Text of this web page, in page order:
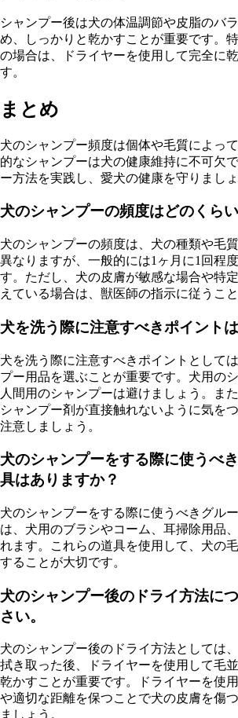
シャンプー後は犬の体温調節や皮脂のバ
め、しっかりと乾かすことが重要です。
の場合は、ドライヤーを使用して完全に
す。
まとめ
犬のシャンプー頻度は個体や毛質によっ
的なシャンプーは犬の健康維持に不可欠
ー方法を実践し、愛犬の健康を守りましょ
犬のシャンプーの頻度はどのくら
犬のシャンプーの頻度は、犬の種類や毛
異なりますが、一般的には1ヶ月に1回程
す。ただし、犬の皮膚が敏感な場合や特
えている場合は、獣医師の指示に従うこと
犬を洗う際に注意すべきポイント
犬を洗う際に注意すべきポイントとして
プー用品を選ぶことが重要です。犬用の
人間用のシャンプーは避けましょう。ま
シャンプー剤が直接触れないように気を
注意しましょう。
犬のシャンプーをする際に使うべ
具はありますか？
犬のシャンプーをする際に使うべきグル
は、犬用のブラシやコーム、耳掃除用品
れます。これらの道具を使用して、犬の
することが大切です。
犬のシャンプー後のドライ方法に
さい。
犬のシャンプー後のドライ方法としては
拭き取った後、ドライヤーを使用して毛
乾かすことが重要です。ドライヤーを使
や適切な距離を保つことで犬の皮膚を傷
ましょう。